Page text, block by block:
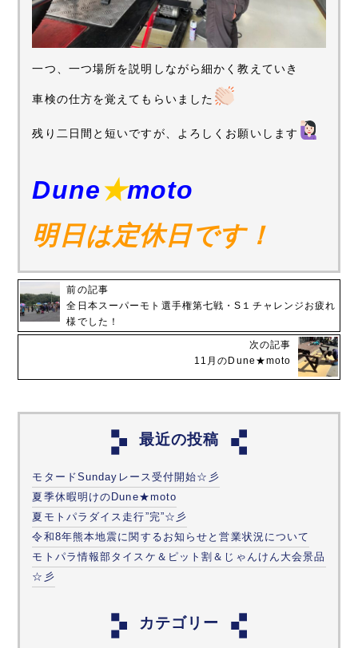
一つ、一つ場所を説明しながら細かく教えていき
車検の仕方を覚えてもらいました
残り二日間と短いですが、よろしくお願いします
Dune★moto
明日は定休日です！
前の記事
全日本スーパーモト選手権第七戦・S１チャレンジお疲れ
様でした！
次の記事
11月のDune★moto
最近の投稿
モタードSundayレース受付開始☆彡
夏季休暇明けのDune★moto
夏モトパラダイス走行”完”☆彡
令和8年熊本地震に関するお知らせと営業状況について
モトパラ情報部タイスケ＆ピット割＆じゃんけん大会景品
☆彡
カテゴリー